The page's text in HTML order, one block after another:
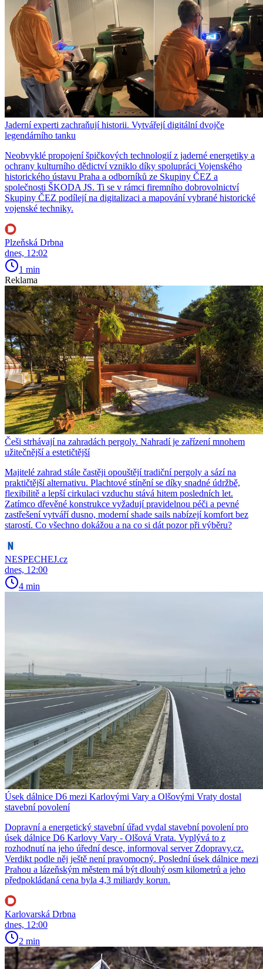
Jaderní experti zachraňují historii. Vytvářejí digitální dvojče
legendárního tanku
Neobvyklé propojení špičkových technologií z jaderné energetiky a
ochrany kulturního dědictví vzniklo díky spolupráci Vojenského
historického ústavu Praha a odborníků ze Skupiny ČEZ a
společnosti ŠKODA JS. Ti se v rámci firemního dobrovolnictví
Skupiny ČEZ podílejí na digitalizaci a mapování vybrané historické
vojenské techniky.
Plzeňská Drbna
dnes, 12:02
1 min
Reklama
Češi strhávají na zahradách pergoly. Nahradí je zařízení mnohem
užitečnější a estetičtější
Majitelé zahrad stále častěji opouštějí tradiční pergoly a sází na
praktičtější alternativu. Plachtové stínění se díky snadné údržbě,
flexibilitě a lepší cirkulaci vzduchu stává hitem posledních let.
Zatímco dřevěné konstrukce vyžadují pravidelnou péči a pevné
zastřešení vytváří dusno, moderní shade sails nabízejí komfort bez
starostí. Co všechno dokážou a na co si dát pozor při výběru?
NESPECHEJ.cz
dnes, 12:00
4 min
Úsek dálnice D6 mezi Karlovými Vary a Olšovými Vraty dostal
stavební povolení
Dopravní a energetický stavební úřad vydal stavební povolení pro
úsek dálnice D6 Karlovy Vary - Olšová Vrata. Vyplývá to z
rozhodnutí na jeho úřední desce, informoval server Zdopravy.cz.
Verdikt podle něj ještě není pravomocný. Poslední úsek dálnice mezi
Prahou a lázeňským městem má být dlouhý osm kilometrů a jeho
předpokládaná cena byla 4,3 miliardy korun.
Karlovarská Drbna
dnes, 12:00
2 min